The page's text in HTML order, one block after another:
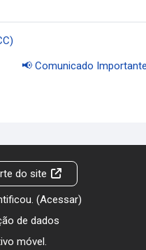
📢 Comunicado
do site
(Acessar)
de dados
móvel.